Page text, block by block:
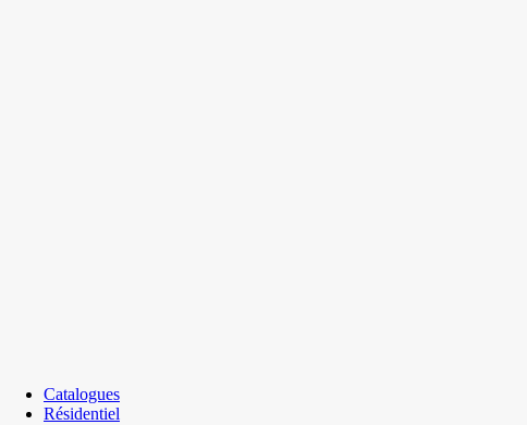
Catalogues
Résidentiel